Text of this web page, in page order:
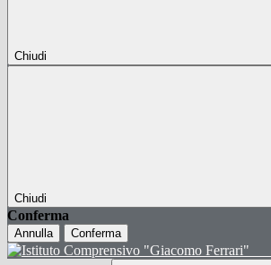
Chiudi
Chiudi
Conferma
Annulla Conferma